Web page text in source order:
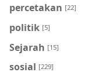
percetakan [22]
politik [5]
Sejarah [15]
sosial [229]